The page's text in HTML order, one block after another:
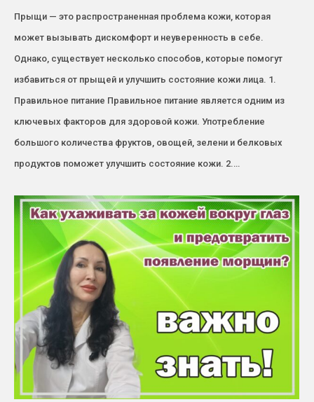
Прыщи — это распространенная проблема кожи, которая
может вызывать дискомфорт и неуверенность в себе.
Однако, существует несколько способов, которые помогут
избавиться от прыщей и улучшить состояние кожи лица. 1.
Правильное питание Правильное питание является одним из
ключевых факторов для здоровой кожи. Употребление
большого количества фруктов, овощей, зелени и белковых
продуктов поможет улучшить состояние кожи. 2.…